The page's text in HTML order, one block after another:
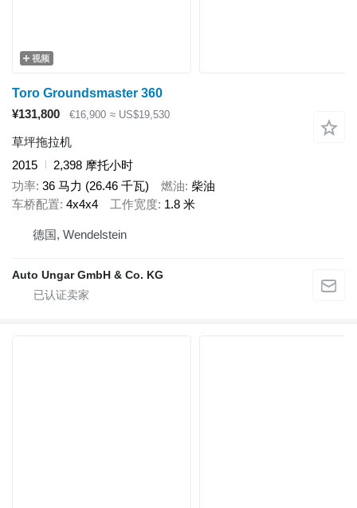
视频
Toro Groundsmaster 360
¥131,800
€16,900 ≈ US$19,530
草坪拖拉机
2015
2,398 摩托小时
功率 36 马力 (26.46 千瓦) 燃油 柴油
车桥配置 4x4x4 工作宽度 1.8 米
德国, Wendelstein
Auto Ungar GmbH & Co. KG